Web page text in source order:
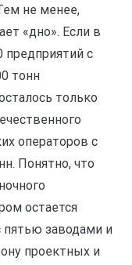
не менее,
«дно». Если в
предприятий с
тонн
только
операторов с
Понятно, что
остается
пятью заводами и
проектных и